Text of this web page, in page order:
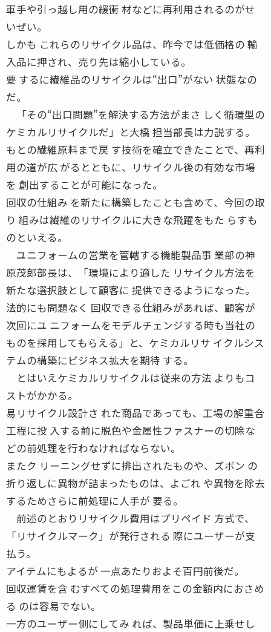
軍手や引っ越し用の緩衝 材などに再利用されるのがせ
いぜい。
しかも これらのリサイクル品は、昨今では低価格の 輸
入品に押され、売り先は縮小している。
要 するに繊維品のリサイクルは“出口”がない 状態なの
だ。
「その“出口問題”を解決する方法がまさ しく循環型の
ケミカルリサイクルだ」と大橋 担当部長は力説する。
もとの繊維原料まで戻 す技術を確立できたことで、再利
用の道が広 がるとともに、リサイクル後の有効な市場
を 創出することが可能になった。
回収の仕組み を新たに構築したことも含めて、今回の取
り 組みは繊維のリサイクルに大きな飛躍をもた らすも
のといえる。
ユニフォームの営業を管轄する機能製品事 業部の神
原茂郎部長は、「環境により適した リサイクル方法を
新たな選択肢として顧客に 提供できるようになった。
法的にも問題なく 回収できる仕組みがあれば、顧客が
次回にユ ニフォームをモデルチェンジする時も当社の
ものを採用してもらえる」と、ケミカルリサ イクルシス
テムの構築にビジネス拡大を期待 する。
とはいえケミカルリサイクルは従来の方法 よりもコ
ストがかかる。
易リサイクル設計さ れた商品であっても、工場の解重合
工程に投 入する前に脱色や金属性ファスナーの切除な
どの前処理を行わなければならない。
またク リーニングせずに排出されたものや、ズボン の
折り返しに異物が詰まったものは、よごれ や異物を除去
するためさらに前処理に人手が 要る。
前述のとおりリサイクル費用はプリペイド 方式で、
「リサイクルマーク」が発行される 際にユーザーが支
払う。
アイテムにもよるが 一点あたりおよそ百円前後だ。
回収運賃を含 むすべての処理費用をこの金額内におさめ
る のは容易でない。
一方のユーザー側にしてみ れば、製品単価に上乗せし